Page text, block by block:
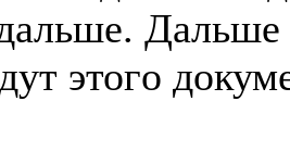
этогο